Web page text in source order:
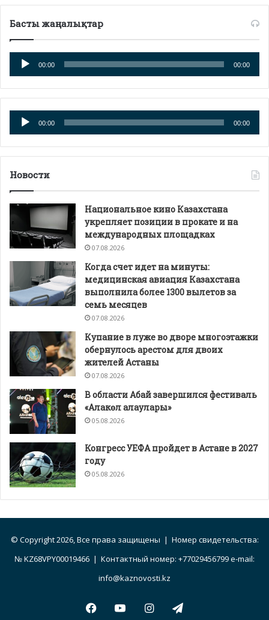
Басты жаңалықтар
Аудиоплеер
00:00 00:00
Аудиоплеер
00:00 00:00
Новости
Национальное кино Казахстана
укрепляет позиции в прокате и на
международных площадках
07.08.2026
Когда счет идет на минуты:
медицинская авиация Казахстана
выполнила более 1300 вылетов за
семь месяцев
07.08.2026
Купание в луже во дворе многоэтажки
обернулось арестом для двоих
жителей Астаны
07.08.2026
В области Абай завершился фестиваль
«Алакөл алаулары»
05.08.2026
Конгресс УЕФА пройдет в Астане в 2027
году
05.08.2026
© Copyright 2026, Все права защищены | Номер свидетельства:
№ KZ68VPY00019466 | Контактный номер: +77029456799 e-mail:
info@kaznovosti.kz
Facebook
YouTubeInstagramTelegram